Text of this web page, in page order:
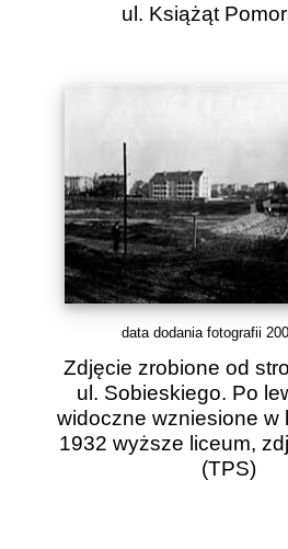
ul. Książąt
data dodania fotografii
Zdjęcie zrobione od
ul. Sobieskiego. Po
widoczne wzniesione w
1932 wyższe liceum,
(TPS)